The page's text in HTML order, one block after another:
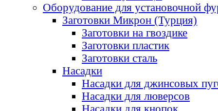
Оборудование для установочной
Заготовки Микрон (Турция)
Заготовки на гвоздике
Заготовки пластик
Заготовки сталь
Насадки
Насадки для джинсовых
Насадки для люверсов